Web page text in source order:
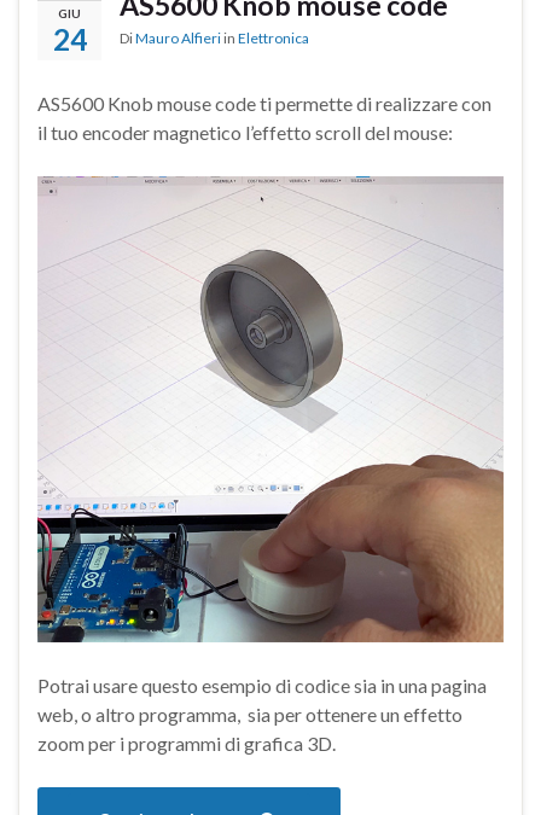
GIU
24 DiMauro Alfieri in Elettronica
AS5600 Knob mouse code ti permette di realizzare con
il tuo encoder magnetico l’effetto scroll del mouse:
Potrai usare questo esempio di codice sia in una pagina
web, o altro programma, sia per ottenere un effetto
zoom per i programmi di grafica 3D.